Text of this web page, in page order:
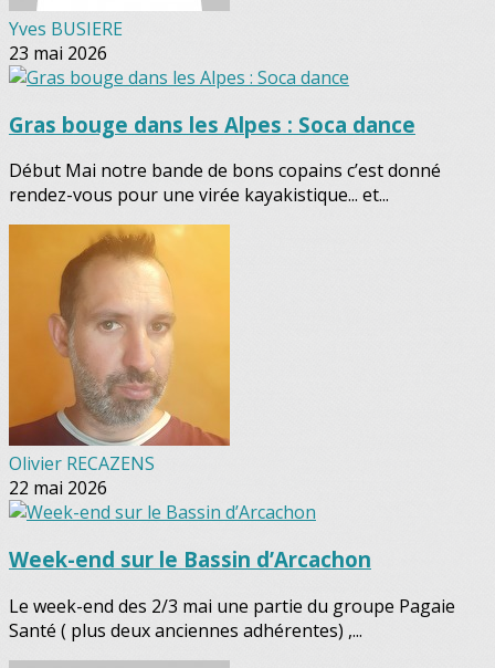
Yves BUSIERE
23 mai 2026
Gras bouge dans les Alpes : Soca dance
Début Mai notre bande de bons copains c’est donné
rendez-vous pour une virée kayakistique... et...
Olivier RECAZENS
22 mai 2026
Week-end sur le Bassin d’Arcachon
Le week-end des 2/3 mai une partie du groupe Pagaie
Santé ( plus deux anciennes adhérentes) ,...